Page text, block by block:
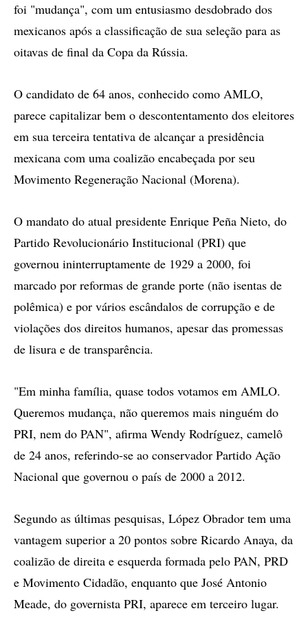
foi "mudança", com um entusiasmo desdobrado dos
mexicanos após a classificação de sua seleção para as
oitavas de final da Copa da Rússia.
O candidato de 64 anos, conhecido como AMLO,
parece capitalizar bem o descontentamento dos eleitores
em sua terceira tentativa de alcançar a presidência
mexicana com uma coalizão encabeçada por seu
Movimento Regeneração Nacional (Morena).
O mandato do atual presidente Enrique Peña Nieto, do
Partido Revolucionário Institucional (PRI) que
governou ininterruptamente de 1929 a 2000, foi
marcado por reformas de grande porte (não isentas de
polêmica) e por vários escândalos de corrupção e de
violações dos direitos humanos, apesar das promessas
de lisura e de transparência.
"Em minha família, quase todos votamos em AMLO.
Queremos mudança, não queremos mais ninguém do
PRI, nem do PAN", afirma Wendy Rodríguez, camelô
de 24 anos, referindo-se ao conservador Partido Ação
Nacional que governou o país de 2000 a 2012.
Segundo as últimas pesquisas, López Obrador tem uma
vantagem superior a 20 pontos sobre Ricardo Anaya, da
coalizão de direita e esquerda formada pelo PAN, PRD
e Movimento Cidadão, enquanto que José Antonio
Meade, do governista PRI, aparece em terceiro lugar.